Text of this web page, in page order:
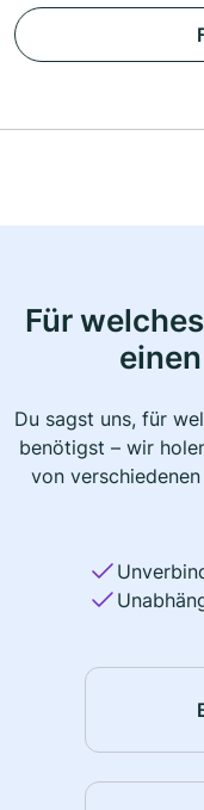
Für
Du sagst uns, für
benötigst – wir
von